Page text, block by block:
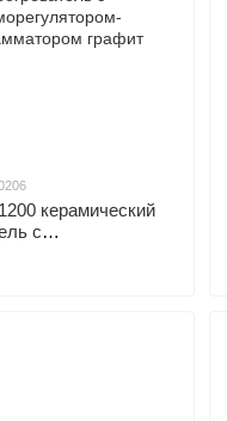
керамический
с
графит